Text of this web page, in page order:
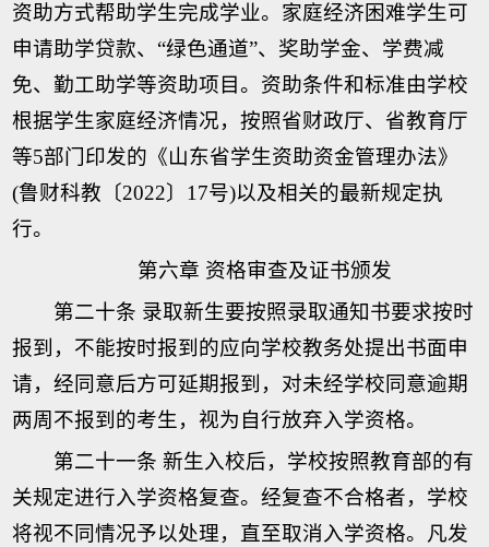
资助方式帮助学生完成学业。家庭经济困难学生可
申请助学贷款、“绿色通道”、奖助学金、学费减
免、勤工助学等资助项目。资助条件和标准由学校
根据学生家庭经济情况，按照省财政厅、省教育厅
等5部门印发的《山东省学生资助资金管理办法》
(鲁财科教〔2022〕17号)以及相关的最新规定执
行。
第六章 资格审查及证书颁发
第二十条 录取新生要按照录取通知书要求按时
报到，不能按时报到的应向学校教务处提出书面申
请，经同意后方可延期报到，对未经学校同意逾期
两周不报到的考生，视为自行放弃入学资格。
第二十一条 新生入校后，学校按照教育部的有
关规定进行入学资格复查。经复查不合格者，学校
将视不同情况予以处理，直至取消入学资格。凡发